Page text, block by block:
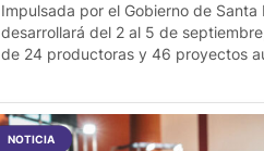
Impulsada por el Gobierno de Santa
desarrollará del 2 al 5 de
de 24 productoras y 46 proyectos
NOTICIA